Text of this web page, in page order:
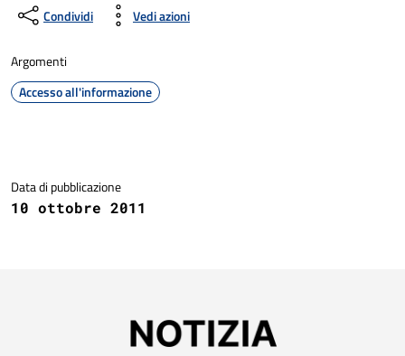
Condividi Vedi azioni
Argomenti
Accesso all'informazione
Data di pubblicazione
10 ottobre 2011